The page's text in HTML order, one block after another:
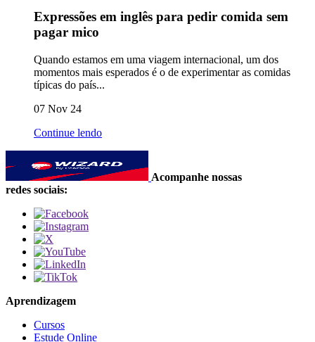
Expressões em inglês para pedir comida sem
pagar mico
Quando estamos em uma viagem internacional, um dos
momentos mais esperados é o de experimentar as comidas
típicas do país...
07 Nov 24
Continue lendo
Acompanhe nossas
redes sociais:
Aprendizagem
Cursos
Estude Online